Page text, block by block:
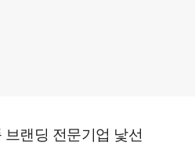
랜딩 전문기업 낯선